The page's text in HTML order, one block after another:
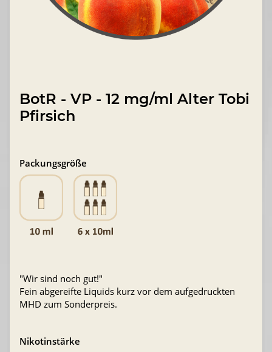
BotR - VP - 12 mg/ml Alter Tobi
Pfirsich
Packungsgröße
"Wir sind noch gut!"
Fein abgereifte Liquids kurz vor dem aufgedruckten
MHD zum Sonderpreis.
Nikotinstärke